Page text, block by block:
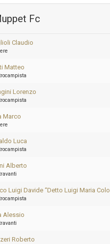
Fc
Claudio
Matteo
Lorenzo
Marco
Luca
Alberto
Luigi Davide “Detto Luigi Maria
Alessio
Roberto